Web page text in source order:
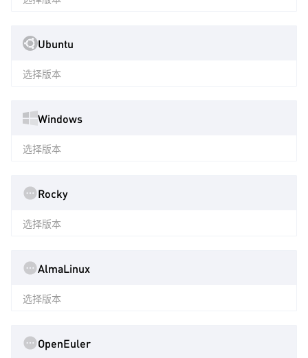
Ubuntu
选择版本
Windows
选择版本
Rocky
选择版本
AlmaLinux
选择版本
OpenEuler